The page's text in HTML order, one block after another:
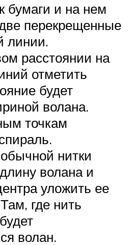
бумаги и на нем
перекрещенные
линии.
расстоянии на
отметить
будет
волана.
точкам
нитки
волана и
уложить ее
где нить
волан.